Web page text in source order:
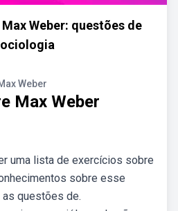
Weber: questões de
Weber
Max Weber
uma lista de exercícios sobre
sobre esse
questões de.